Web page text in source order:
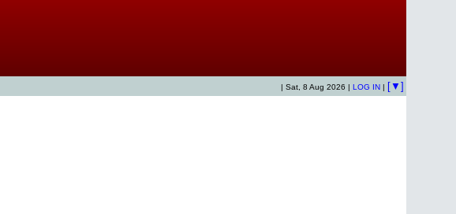
| Sat, 8 Aug 2026 | LOG IN | [▼]